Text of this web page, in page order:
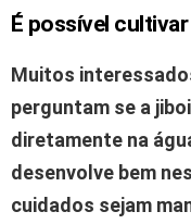
É possível
Muitos
perguntam se a
diretamente na
desenvolve bem
cuidados sejam